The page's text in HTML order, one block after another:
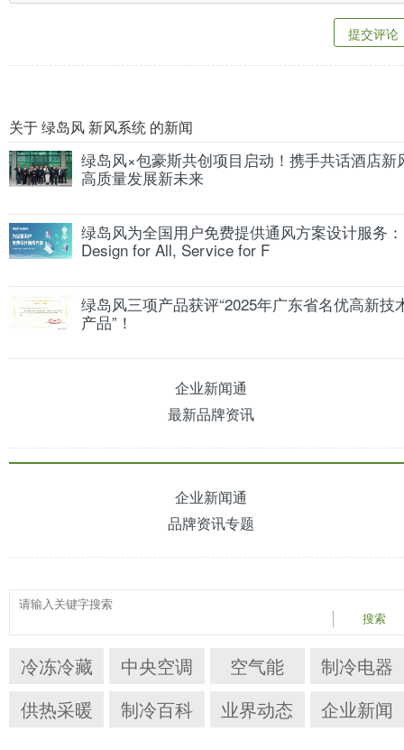
提交评论
关于 绿岛风 新风系统 的新闻
绿岛风×包豪斯共创项目启动！携手共话酒店新
高质量发展新未来
绿岛风为全国用户免费提供通风方案设计服务：
Design for All, Service for F
绿岛风三项产品获评“2025年广东省名优高新技
产品”！
企业新闻通
最新品牌资讯
企业新闻通
品牌资讯专题
搜索
冷冻冷藏 中央空调 空气能
制冷电器
供热采暖
制冷百科 业界动态 企业新闻